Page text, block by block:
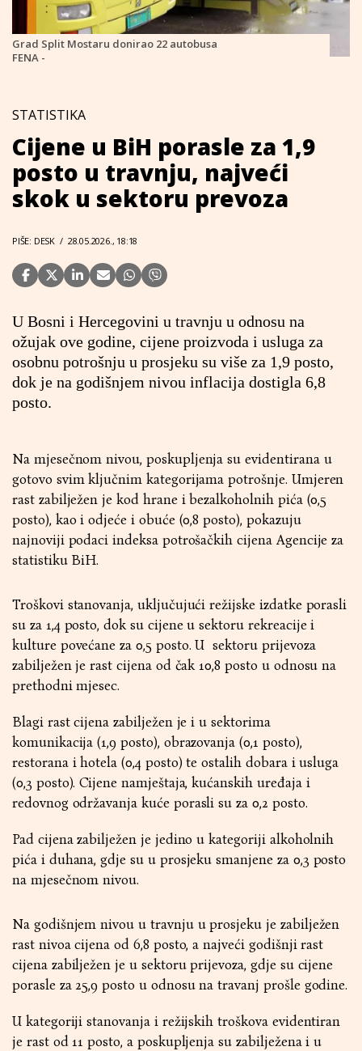
Grad Split Mostaru donirao 22 autobusa
FENA -
STATISTIKA
Cijene u BiH porasle za 1,9
posto u travnju, najveći
skok u sektoru prevoza
PIŠE: DESK / 28.05.2026., 18:18
U Bosni i Hercegovini u travnju u odnosu na
ožujak ove godine, cijene proizvoda i usluga za
osobnu potrošnju u prosjeku su više za 1,9 posto,
dok je na godišnjem nivou inflacija dostigla 6,8
posto.
Na mjesečnom nivou, poskupljenja su evidentirana u
gotovo svim ključnim kategorijama potrošnje. Umjeren
rast zabilježen je kod hrane i bezalkoholnih pića (0,5
posto), kao i odjeće i obuće (0,8 posto), pokazuju
najnoviji podaci indeksa potrošačkih cijena Agencije za
statistiku BiH.
Troškovi stanovanja, uključujući režijske izdatke porasli
su za 1,4 posto, dok su cijene u sektoru rekreacije i
kulture povećane za 0,5 posto. U sektoru prijevoza
zabilježen je rast cijena od čak 10,8 posto u odnosu na
prethodni mjesec.
Blagi rast cijena zabilježen je i u sektorima
komunikacija (1,9 posto), obrazovanja (0,1 posto),
restorana i hotela (0,4 posto) te ostalih dobara i usluga
(0,3 posto). Cijene namještaja, kućanskih uređaja i
redovnog održavanja kuće porasli su za 0,2 posto.
Pad cijena zabilježen je jedino u kategoriji alkoholnih
pića i duhana, gdje su u prosjeku smanjene za 0,3 posto
na mjesečnom nivou.
Na godišnjem nivou u travnju u prosjeku je zabilježen
rast nivoa cijena od 6,8 posto, a najveći godišnji rast
cijena zabilježen je u sektoru prijevoza, gdje su cijene
porasle za 25,9 posto u odnosu na travanj prošle godine.
U kategoriji stanovanja i režijskih troškova evidentiran
je rast od 11 posto, a poskupljenja su zabilježena i u